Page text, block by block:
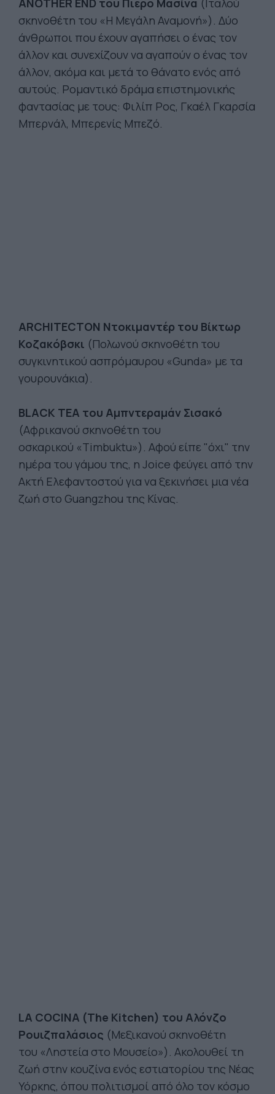
ANOTHER END του Πιερό Μασίνα (Ιταλού
σκηνοθέτη του «Η Μεγάλη Αναμονή»). Δύο
άνθρωποι που έχουν αγαπήσει ο ένας τον
άλλον και συνεχίζουν να αγαπούν ο ένας τον
άλλον, ακόμα και μετά το θάνατο ενός από
αυτούς. Ρομαντικό δράμα επιστημονικής
φαντασίας με τους: Φιλίπ Ρος, Γκαέλ Γκαρσία
Μπερνάλ, Μπερενίς Μπεζό.
ARCHITECTON Ντοκιμαντέρ του Βίκτωρ
Κοζακόβσκι (Πολωνού σκηνοθέτη του
συγκινητικού ασπρόμαυρου «Gunda» με τα
γουρουνάκια).
BLACK TEA του Αμπντεραμάν Σισακό
(Αφρικανού σκηνοθέτη του
οσκαρικού «Timbuktu»). Αφού είπε "όχι" την
ημέρα του γάμου της, η Joice φεύγει από την
Ακτή Ελεφαντοστού για να ξεκινήσει μια νέα
ζωή στο Guangzhou της Κίνας.
LA COCINA (The Kitchen) του Αλόνζο
Ρουιζπαλάσιος (Μεξικανού σκηνοθέτη
του «Ληστεία στο Μουσείο»). Ακολουθεί τη
ζωή στην κουζίνα ενός εστιατορίου της Νέας
Υόρκης, όπου πολιτισμοί από όλο τον κόσμο